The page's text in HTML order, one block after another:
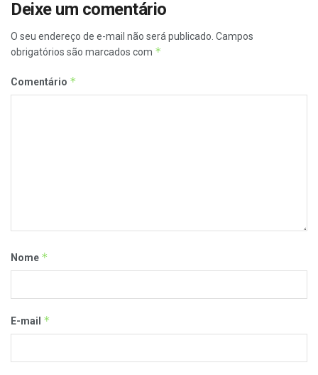
Deixe um comentário
O seu endereço de e-mail não será publicado. Campos
obrigatórios são marcados com *
Comentário *
Nome *
E-mail *